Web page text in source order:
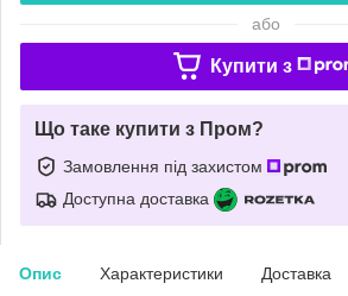
або
Купити з
Що таке купити з Пром?
Замовлення під захистом
Доступна доставка
Опис Характеристики Доставка